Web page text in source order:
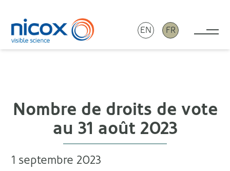
Nicox
EN FR
Nombre de droits de vote
au 31 août 2023
1 septembre 2023